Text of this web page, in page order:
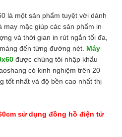
là một sản phẩm tuyệt vời dành
may mặc giúp các sản phẩm in
và thời gian in rút ngắn tối đa,
đến từng đường nét. Máy
được chúng tôi nhập khẩu
có kinh nghiệm trên 20
tốt nhất và độ bền cao nhất thị
sử dụng đồng hồ điện tử